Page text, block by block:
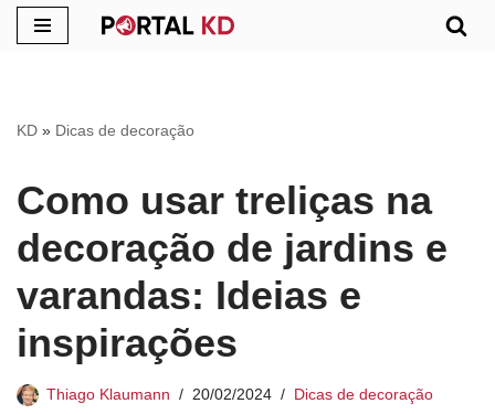
conteúdo
KD » Dicas de decoração
Como usar treliças na
decoração de jardins e
varandas: Ideias e
inspirações
Thiago Klaumann 20/02/2024 Dicas de decoração